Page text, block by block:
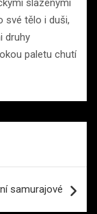
slazenými
své tělo i duši,
druhy
paletu chutí
samurajové